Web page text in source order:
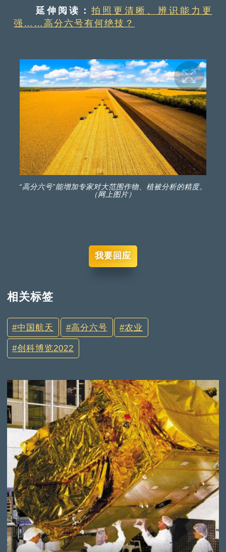
延伸阅读：拍照更清晰、辨识能力更
强……高分六号有何绝技？
“高分六号”能增加专家对大范围作物、植被分析的精度。
（网上图片）
我要回应
相关标签
中国航天 高分六号 农业
创科博览2022